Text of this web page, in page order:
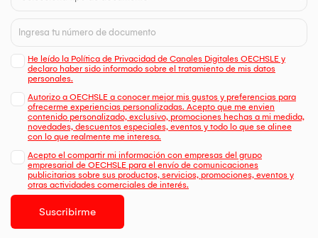
He leído la Política de Privacidad de Canales Digitales OECHSLE y
declaro haber sido informado sobre el tratamiento de mis datos
personales.
Autorizo a OECHSLE a conocer mejor mis gustos y preferencias para
ofrecerme experiencias personalizadas. Acepto que me envien
contenido personalizado, exclusivo, promociones hechas a mi medida,
novedades, descuentos especiales, eventos y todo lo que se alinee
con lo que realmente me interesa.
Acepto el compartir mi información con empresas del grupo
empresarial de OECHSLE para el envío de comunicaciones
publicitarias sobre sus productos, servicios, promociones, eventos y
otras actividades comerciales de interés.
Suscribirme